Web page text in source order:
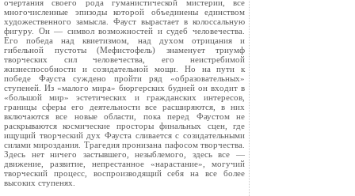
очертания своего рода гуманистической мистерии, все
многочисленные эпизоды которой объединены единством
художественного замысла. Фауст вырастает в колоссальную
фигуру. Он — символ возможностей и судеб человечества.
Его победа над квиетизмом, над духом отрицания и
гибельной пустоты (Мефистофель) знаменует триумф
творческих сил человечества, его неистребимой
жизнеспособности и созидательной мощи. Но на пути к
победе Фауста суждено пройти ряд «образовательных»
ступеней. Из «малого мира» бюргерских будней он входит в
«большой мир» эстетических и гражданских интересов,
границы сферы его деятельности все расширяются, в них
включаются все новые области, пока перед Фаустом не
раскрываются космические просторы финальных сцен, где
ищущий творческий дух Фауста сливается с созидательными
силами мироздания. Трагедия пронизана пафосом творчества.
Здесь нет ничего застывшего, незыблемого, здесь все —
движение, развитие, непрестанное «нарастание», могучий
творческий процесс, воспроизводящий себя на все более
высоких ступенях.